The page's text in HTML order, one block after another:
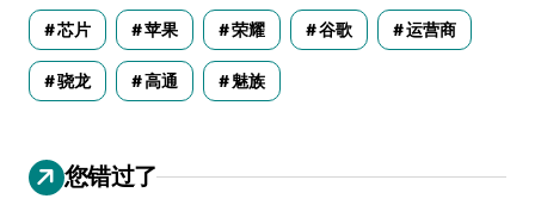
芯片 苹果 荣耀 谷歌 运营商
骁龙 高通 魅族
您错过了